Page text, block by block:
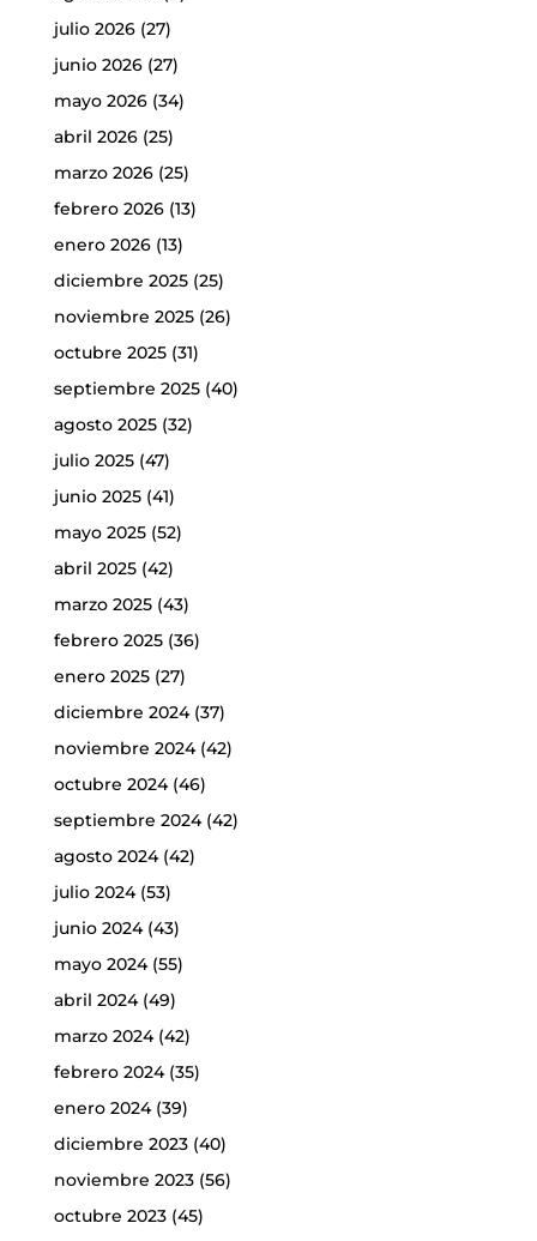
julio 2026(27)
junio 2026(27)
mayo 2026(34)
abril 2026(25)
marzo 2026(25)
febrero 2026(13)
enero 2026(13)
diciembre 2025(25)
noviembre 2025(26)
octubre 2025(31)
septiembre 2025(40)
agosto 2025(32)
julio 2025(47)
junio 2025(41)
mayo 2025(52)
abril 2025(42)
marzo 2025(43)
febrero 2025(36)
enero 2025(27)
diciembre 2024(37)
noviembre 2024(42)
octubre 2024(46)
septiembre 2024(42)
agosto 2024(42)
julio 2024(53)
junio 2024(43)
mayo 2024(55)
abril 2024(49)
marzo 2024(42)
febrero 2024(35)
enero 2024(39)
diciembre 2023(40)
noviembre 2023(56)
octubre 2023(45)